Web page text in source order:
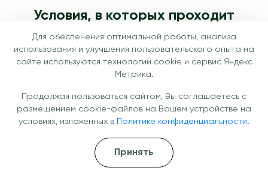
Условия, в которых проходит
лечение
Для обеспечения оптимальной работы, анализа
использования и улучшения пользовательского опыта на
сайте используются технологии cookie и сервис Яндекс
Метрика.
Продолжая пользоваться сайтом, Вы соглашаетесь с
размещением cookie-файлов на Вашем устройстве на
условиях, изложенных в
Политике конфиденциальности.
Принять